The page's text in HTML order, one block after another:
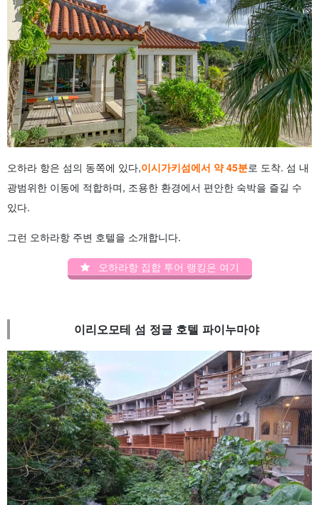
오하라 항은 섬의 동쪽에 있다,이시가키섬에서 약 45분로 도착. 섬 내
광범위한 이동에 적합하며, 조용한 환경에서 편안한 숙박을 즐길 수
있다.
그런 오하라항 주변 호텔을 소개합니다.
오하라항 집합 투어 랭킹은 여기
이리오모테 섬 정글 호텔 파이누마야